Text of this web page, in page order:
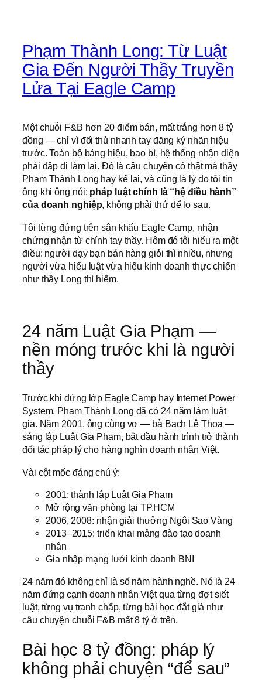
Phạm Thành Long: Từ Luật
Gia Đến Người Thầy Truyền
Lửa Tại Eagle Camp
Một chuỗi F&B hơn 20 điểm bán, mất trắng hơn 8 tỷ
đồng — chỉ vì đối thủ nhanh tay đăng ký nhãn hiệu
trước. Toàn bộ bảng hiệu, bao bì, hệ thống nhận diện
phải đập đi làm lại. Đó là câu chuyện có thật mà thầy
Phạm Thành Long hay kể lại, và cũng là lý do tôi tin
ông khi ông nói: pháp luật chính là “hệ điều hành”
của doanh nghiệp, không phải thứ để lo sau.
Tôi từng đứng trên sân khấu Eagle Camp, nhận
chứng nhận từ chính tay thầy. Hôm đó tôi hiểu ra một
điều: người dạy bạn bán hàng giỏi thì nhiều, nhưng
người vừa hiểu luật vừa hiểu kinh doanh thực chiến
như thầy Long thì hiếm.
24 năm Luật Gia Phạm —
nền móng trước khi là người
thầy
Trước khi đứng lớp Eagle Camp hay Internet Power
System, Phạm Thành Long đã có 24 năm làm luật
gia. Năm 2001, ông cùng vợ — bà Bạch Lệ Thoa —
sáng lập Luật Gia Phạm, bắt đầu hành trình trở thành
đối tác pháp lý cho hàng nghìn doanh nhân Việt.
Vài cột mốc đáng chú ý:
2001: thành lập Luật Gia Phạm
Mở rộng văn phòng tại TP.HCM
2006, 2008: nhận giải thưởng Ngôi Sao Vàng
2013–2015: triển khai mảng đào tạo doanh
nhân
Gia nhập mạng lưới kinh doanh BNI
24 năm đó không chỉ là số năm hành nghề. Nó là 24
năm đứng cạnh doanh nhân Việt qua từng đợt siết
luật, từng vụ tranh chấp, từng bài học đắt giá như
câu chuyện chuỗi F&B mất 8 tỷ ở trên.
Bài học 8 tỷ đồng: pháp lý
không phải chuyện “để sau”